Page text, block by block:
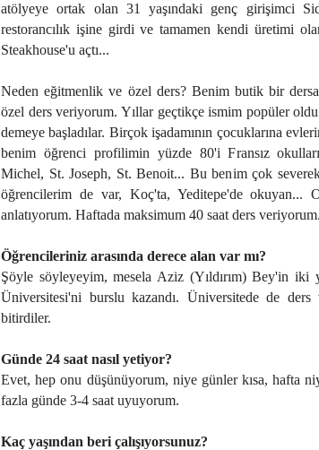
atölyeye ortak olan 31 yaşındaki genç girişimci
restorancılık işine girdi ve tamamen kendi üretimi
Steakhouse'u açtı...
Neden eğitmenlik ve özel ders? Benim butik bir
özel ders veriyorum. Yıllar geçtikçe ismim popüler
demeye başladılar. Birçok işadamının çocuklarına
benim öğrenci profilimin yüzde 80'i Fransız
Michel, St. Joseph, St. Benoit... Bu benim çok
öğrencilerim de var, Koç'ta, Yeditepe'de okuyan...
anlatıyorum. Haftada maksimum 40 saat ders veriyorum.
Öğrencileriniz arasında derece alan var mı?
Şöyle söyleyeyim, mesela Aziz (Yıldırım) Bey'in iki
Üniversitesi'ni burslu kazandı. Üniversitede de
bitirdiler.
Günde 24 saat nasıl yetiyor?
Evet, hep onu düşünüyorum, niye günler kısa, hafta
fazla günde 3-4 saat uyuyorum.
Kaç yaşından beri çalışıyorsunuz?